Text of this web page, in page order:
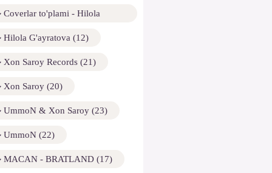
Coverlar to'plami - Hilola
Hilola G'ayratova (12)
Xon Saroy Records (21)
Xon Saroy (20)
UmmoN & Xon Saroy (23)
UmmoN (22)
MACAN - BRATLAND (17)